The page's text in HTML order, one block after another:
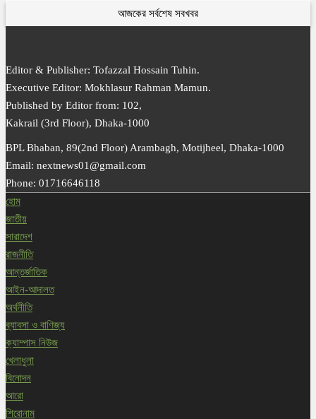
আজকের সর্বশেষ সবখবর
Editor & Publisher: Tofazzal Hossain Tuhin.
Executive Editor: Mokhlasur Rahman Mamun.
Published by Editor from: 102,
Kakrail (3rd Floor), Dhaka-1000
BPL Bhaban, 89(2nd Floor) Arambagh, Motijheel, Dhaka-1000
Email: nextnews01@gmail.com
Phone: 01716646118
হোম
জাতীয়
সারাদেশ
রাজনীতি
আন্তর্জাতিক
আইন-আদালত
অর্থনীতি
ব্যাবসা ও বাণিজ্য
ক্যাম্পাস নিউজ
খেলাধুলা
বিনোদন
আরো
শিরোনাম